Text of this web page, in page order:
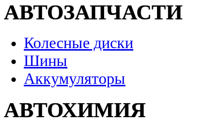
АВТОЗАПЧАСТИ
Колесные диски
Шины
Аккумуляторы
АВТОХИМИЯ